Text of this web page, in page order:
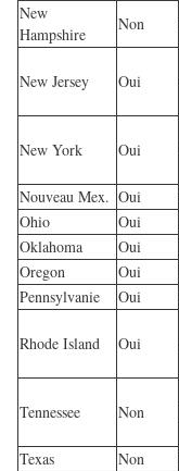
New
Hampshire
Non
New Jersey Oui
New York Oui
Nouveau Mex. Oui
Ohio
Oui
Oklahoma
Oui
Oregon
Oui
Pennsylvanie
Oui
Rhode Island Oui
Tennessee Non
Texas Non